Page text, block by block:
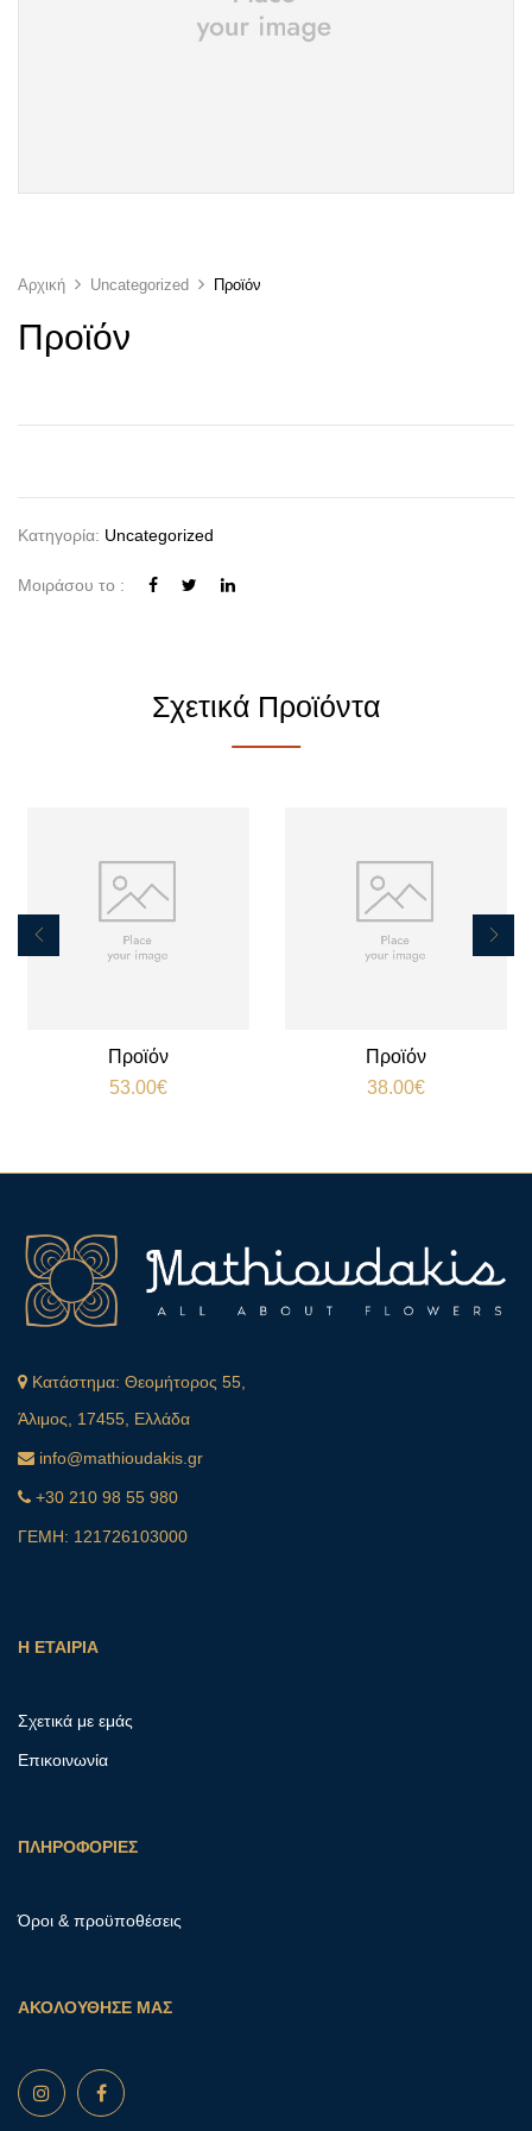
Αρχική Uncategorized Προϊόν
Προϊόν
Κατηγορία: Uncategorized
Μοιράσου το :
Σχετικά Προϊόντα
Προϊόν
53.00€
Προϊόν
38.00€
Κατάστημα: Θεομήτορος 55,
Άλιμος, 17455, Ελλάδα
info@mathioudakis.gr
+30 210 98 55 980
ΓΕΜΗ: 121726103000
Η ΕΤΑΙΡΙΑ
Σχετικά με εμάς
Επικοινωνία
ΠΛΗΡΟΦΟΡΙΕΣ
Όροι & προϋποθέσεις
ΑΚΟΛΟΥΘΗΣΕ ΜΑΣ